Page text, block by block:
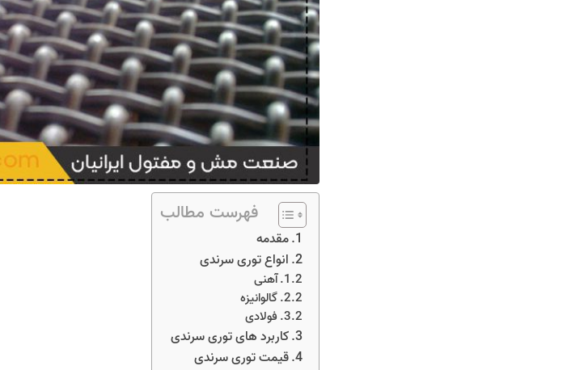
فهرست مطالب
مقدمه
انواع توری سرندی
آهنی
گالوانیزه
فولادی
کاربرد های توری سرندی
قیمت توری سرندی